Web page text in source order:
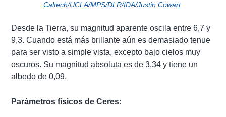
Caltech/UCLA/MPS/DLR/IDA/Justin Cowart.
Desde la Tierra, su magnitud aparente oscila entre 6,7 y
9,3. Cuando está más brillante aún es demasiado tenue
para ser visto a simple vista, excepto bajo cielos muy
oscuros. Su magnitud absoluta es de 3,34 y tiene un
albedo de 0,09.
Parámetros físicos de Ceres: